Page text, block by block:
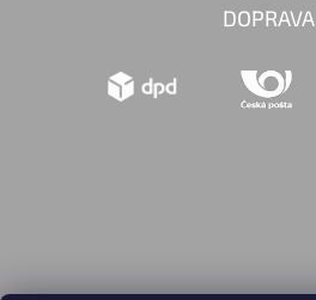
DOPRAVA